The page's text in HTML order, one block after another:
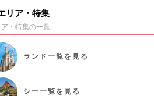
リア・特集
・特集の一覧
ランド 一覧を見る
シー一覧を見る